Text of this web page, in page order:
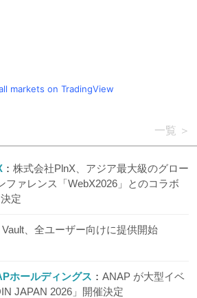
markets on TradingView
一覧
株式会社PlnX、アジア最大級のグロー
ファレンス「WebX2026」とのコラボ
定
、全ユーザー向けに提供開始
ホールディングス
ANAP が大型イベ
JAPAN 2026」開催決定